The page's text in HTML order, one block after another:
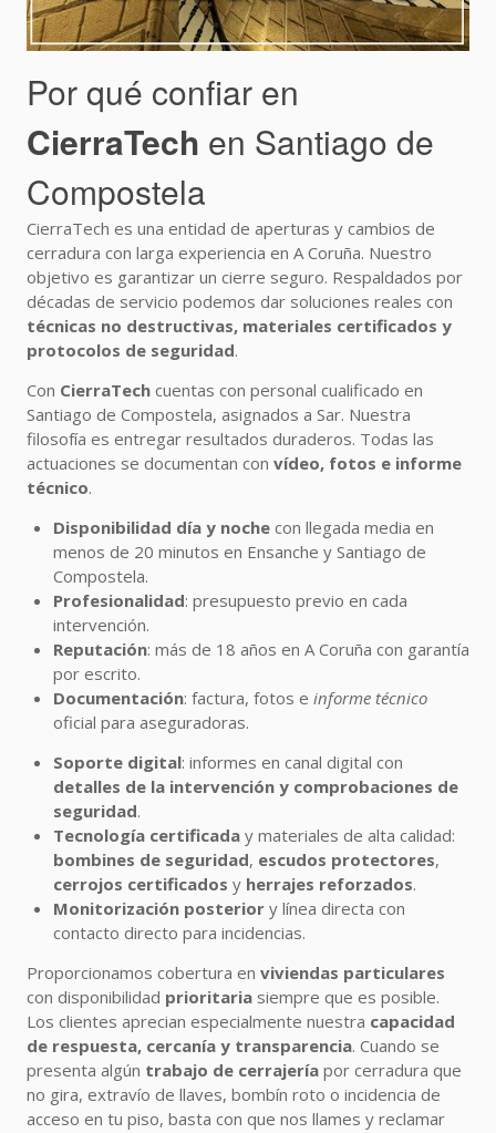
Por qué confiar en
CierraTech en Santiago de
Compostela
CierraTech es una entidad de aperturas y cambios de
cerradura con larga experiencia en A Coruña. Nuestro
objetivo es garantizar un cierre seguro. Respaldados por
décadas de servicio podemos dar soluciones reales con
técnicas no destructivas, materiales certificados y
protocolos de seguridad.
Con CierraTech cuentas con personal cualificado en
Santiago de Compostela, asignados a Sar. Nuestra
filosofía es entregar resultados duraderos. Todas las
actuaciones se documentan con vídeo, fotos e informe
técnico.
Disponibilidad día y noche con llegada media en
menos de 20 minutos en Ensanche y Santiago de
Compostela.
Profesionalidad: presupuesto previo en cada
intervención.
Reputación: más de 18 años en A Coruña con garantía
por escrito.
Documentación: factura, fotos e informe técnico
oficial para aseguradoras.
Soporte digital: informes en canal digital con
detalles de la intervención y comprobaciones de
seguridad.
Tecnología certificada y materiales de alta calidad:
bombines de seguridad, escudos protectores,
cerrojos certificados y herrajes reforzados.
Monitorización posterior y línea directa con
contacto directo para incidencias.
Proporcionamos cobertura en viviendas particulares
con disponibilidad prioritaria siempre que es posible.
Los clientes aprecian especialmente nuestra capacidad
de respuesta, cercanía y transparencia. Cuando se
presenta algún trabajo de cerrajería por cerradura que
no gira, extravío de llaves, bombín roto o incidencia de
acceso en tu piso, basta con que nos llames y reclamar